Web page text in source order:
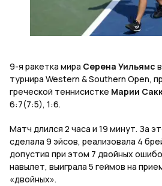
9-я ракетка мира Серена Уильямс
турнира Western & Southern Open,
греческой теннисистке Марии
6:7(7:5), 1:6.
Матч длился 2 часа и 19 минут. За
сделала 9 эйсов, реализовала 4
допустив при этом 7 двойных
навылет, выиграла 5 геймов на
«двойных».